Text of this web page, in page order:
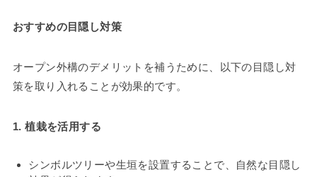
おすすめの目隠し対策
オープン外構のデメリットを補うために、以下の目隠し対
策を取り入れることが効果的です。
1. 植栽を活用する
シンボルツリーや生垣を設置することで、自然な目隠し